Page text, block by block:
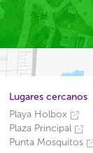
Lugares cercanos
Playa Holbox
Plaza Principal
Punta Mosquitos